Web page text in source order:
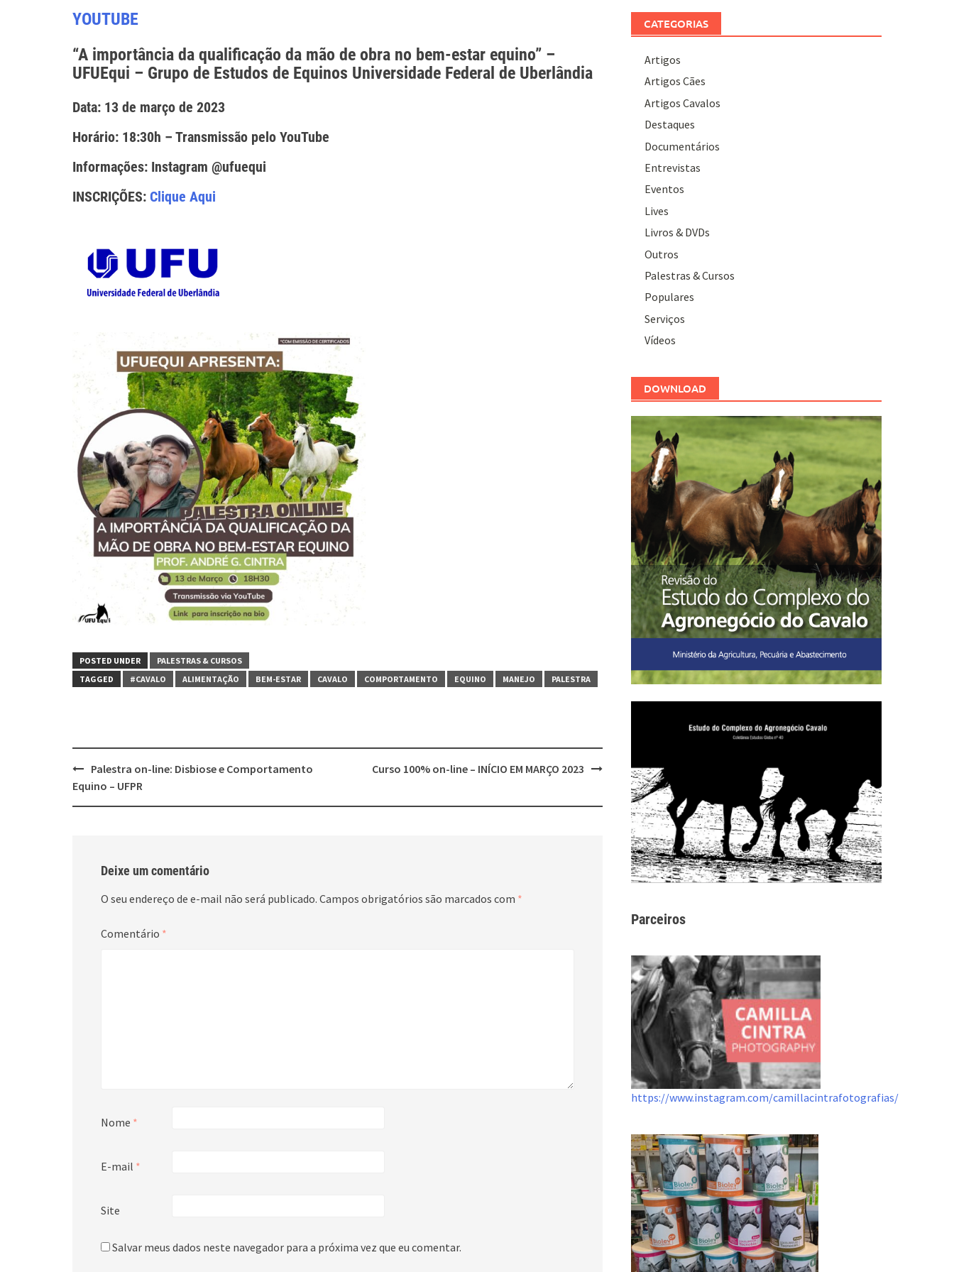
YOUTUBE
“A importância da qualificação da mão de obra no bem-estar equino” –
UFUEqui – Grupo de Estudos de Equinos Universidade Federal de Uberlândia
Data: 13 de março de 2023
Horário: 18:30h – Transmissão pelo YouTube
Informações: Instagram @ufuequi
INSCRIÇÕES: Clique Aqui
POSTED UNDER
PALESTRAS & CURSOS
TAGGED
#CAVALO ALIMENTAÇÃO BEM-ESTAR CAVALO COMPORTAMENTO EQUINO MANEJO PALESTRA
Post
navigation
Palestra on-line: Disbiose e Comportamento
Equino – UFPR
Curso 100% on-line – INÍCIO EM MARÇO 2023
Deixe um comentário
O seu endereço de e-mail não será publicado. Campos obrigatórios são marcados com *
Comentário *
Nome *
E-mail *
Site
Salvar meus dados neste navegador para a próxima vez que eu comentar.
CATEGORIAS
Artigos
Artigos Cães
Artigos Cavalos
Destaques
Documentários
Entrevistas
Eventos
Lives
Livros & DVDs
Outros
Palestras & Cursos
Populares
Serviços
Vídeos
DOWNLOAD
Parceiros
https://www.instagram.com/camillacintrafotografias/